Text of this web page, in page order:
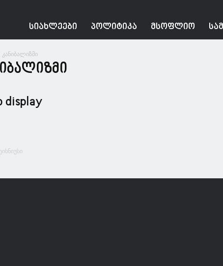
ᲡᲘᲐᲮᲚᲔᲔᲑᲘ ᲞᲝᲚᲘᲢᲘᲙᲐ ᲛᲡᲝᲤᲚᲘᲝ
კანიბალიზმი
display